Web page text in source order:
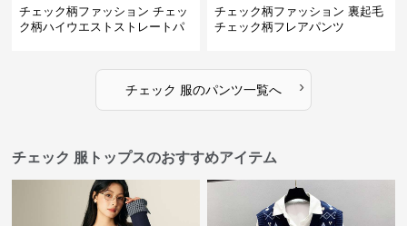
チェック柄ファッション チェッ
ク柄ハイウエストストレートパ
チェック柄ファッション 裏起毛
チェック柄フレアパンツ
チェック 服のパンツ一覧へ ›
チェック 服トップスのおすすめアイテム